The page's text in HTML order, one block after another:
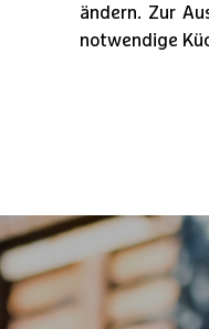
ändern. Zur
notwendige